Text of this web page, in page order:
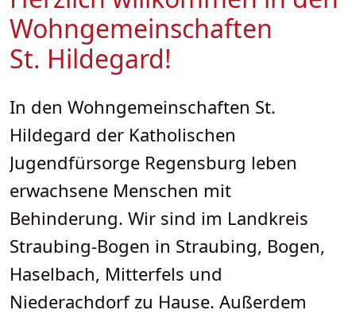
Wohngemeinschaften
St. Hildegard!
In den Wohngemeinschaften St.
Hildegard der Katholischen
Jugendfürsorge Regensburg leben
erwachsene Menschen mit
Behinderung. Wir sind im Landkreis
Straubing-Bogen in Straubing, Bogen,
Haselbach, Mitterfels und
Niederachdorf zu Hause. Außerdem